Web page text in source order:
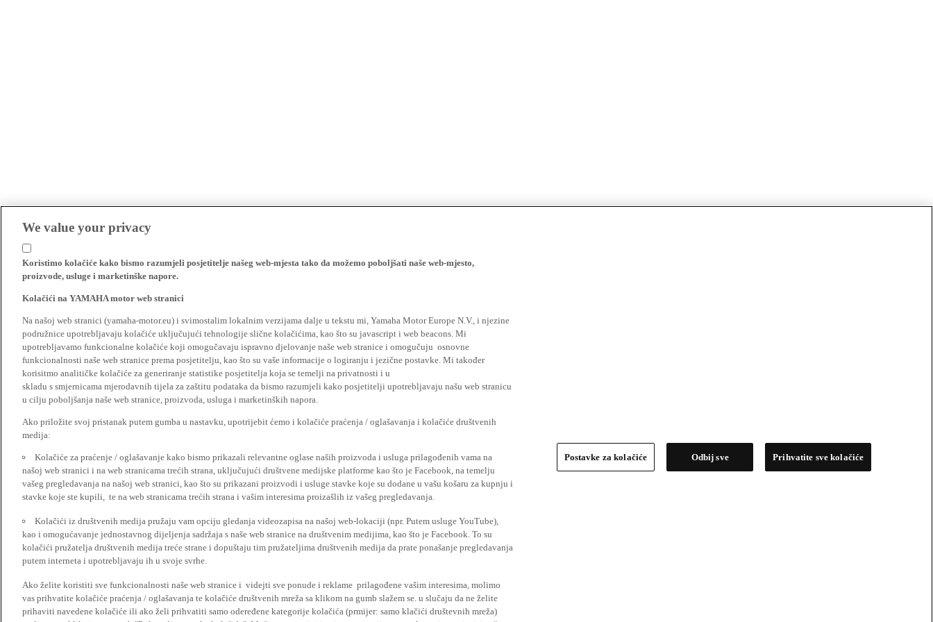
We value your privacy
Koristimo kolačiće kako bismo razumjeli posjetitelje našeg web-mjesta tako da možemo poboljšati naše web-mjesto,
proizvode, usluge i marketinške napore.
Kolačići na YAMAHA motor web stranici
Na našoj web stranici (yamaha-motor.eu) i svimostalim lokalnim verzijama dalje u tekstu mi, Yamaha Motor Europe N.V., i njezine
podružnice upotrebljavaju kolačiće uključujući tehnologije slične kolačićima, kao što su javascript i web beacons. Mi
upotrebljavamo funkcionalne kolačiće koji omogučavaju ispravno djelovanje naše web stranice i omogučuju osnovne
funkcionalnosti naše web stranice prema posjetitelju, kao što su vaše informacije o logiranju i jezične postavke. Mi također
korisitmo analitičke kolačiće za generiranje statistike posjetitelja koja se temelji na privatnosti i u
skladu s smjernicama mjerodavnih tijela za zaštitu podataka da bismo razumjeli kako posjetitelji upotrebljavaju našu web stranicu
u cilju poboljšanja naše web stranice, proizvoda, usluga i marketinških napora.
Ako priložite svoj pristanak putem gumba u nastavku, upotrijebit ćemo i kolačiće praćenja / oglašavanja i kolačiće društvenih
medija:
Kolačiće za praćenje / oglašavanje kako bismo prikazali relevantne oglase naših proizvoda i usluga prilagođenih vama na
našoj web stranici i na web stranicama trećih strana, uključujući društvene medijske platforme kao što je Facebook, na temelju
vašeg pregledavanja na našoj web stranici, kao što su prikazani proizvodi i usluge stavke koje su dodane u vašu košaru za kupnju i
stavke koje ste kupili, te na web stranicama trećih strana i vašim interesima proizašlih iz vašeg pregledavanja.
Kolačići iz društvenih medija pružaju vam opciju gledanja videozapisa na našoj web-lokaciji (npr. Putem usluge YouTube),
kao i omogućavanje jednostavnog dijeljenja sadržaja s naše web stranice na društvenim medijima, kao što je Facebook. To su
kolačići pružatelja društvenih medija treće strane i dopuštaju tim pružateljima društvenih medija da prate ponašanje pregledavanja
putem interneta i upotrebljavaju ih u svoje svrhe.
Ako želite koristiti sve funkcionalnosti naše web stranice i videjti sve ponude i reklame prilagođene vašim interesima, molimo
vas prihvatite kolačiće praćenja / oglašavanja te kolačiće društvenih mreža sa klikom na gumb slažem se. u slučaju da ne želite
prihaviti navedene kolačiće ili ako želi prihvatiti samo odeređene kategorije kolačića (prmijer: samo klačići društevnih mreža)
Postavke za kolačiće Odbij sve Prihvatite sve kolačiće